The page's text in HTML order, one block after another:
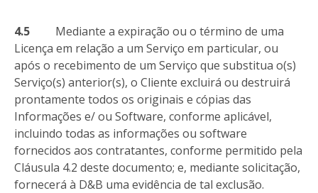
4.5
Mediante a expiração ou o término de uma
Licença em relação a um Serviço em particular, ou
após o recebimento de um Serviço que substitua o(s)
Serviço(s) anterior(s), o Cliente excluirá ou destruirá
prontamente todos os originais e cópias das
Informações e/ ou Software, conforme aplicável,
incluindo todas as informações ou software
fornecidos aos contratantes, conforme permitido pela
Cláusula 4.2 deste documento; e, mediante solicitação,
fornecerá à D&B uma evidência de tal exclusão.